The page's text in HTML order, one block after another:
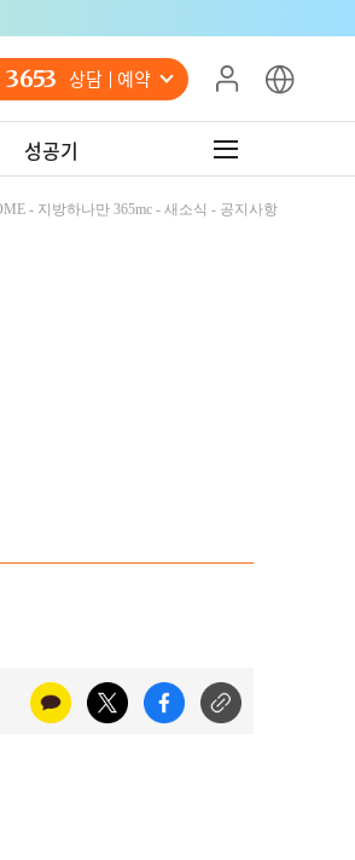
상담 예약
성공기
- 지방하나만 365mc - 새소식 - 공지사항